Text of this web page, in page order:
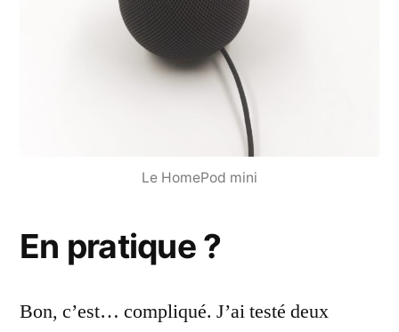
Le HomePod mini
En pratique ?
Bon, c’est… compliqué. J’ai testé deux